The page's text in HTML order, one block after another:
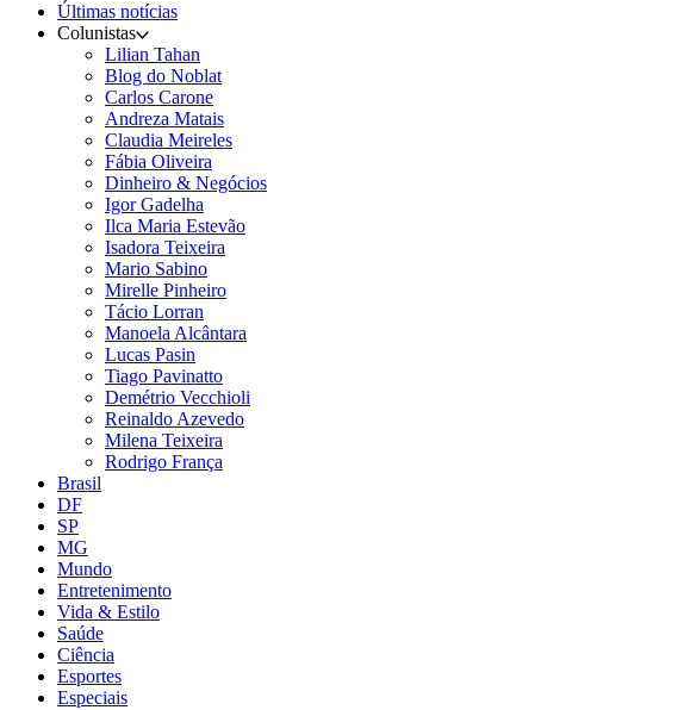
Últimas notícias
Colunistas
Lilian Tahan
Blog do Noblat
Carlos Carone
Andreza Matais
Claudia Meireles
Fábia Oliveira
Dinheiro & Negócios
Igor Gadelha
Ilca Maria Estevão
Isadora Teixeira
Mario Sabino
Mirelle Pinheiro
Tácio Lorran
Manoela Alcântara
Lucas Pasin
Tiago Pavinatto
Demétrio Vecchioli
Reinaldo Azevedo
Milena Teixeira
Rodrigo França
Brasil
DF
SP
MG
Mundo
Entretenimento
Vida & Estilo
Saúde
Ciência
Esportes
Especiais